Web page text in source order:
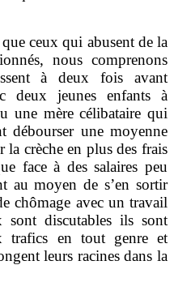
ceux qui abusent de la
nous comprenons
à deux fois avant
deux jeunes enfants à
une mère célibataire qui
débourser une moyenne
la crèche en plus des frais
face à des salaires peu
au moyen de s’en sortir
chômage avec un travail
discutables ils sont
trafics en tout genre et
leurs racines dans la